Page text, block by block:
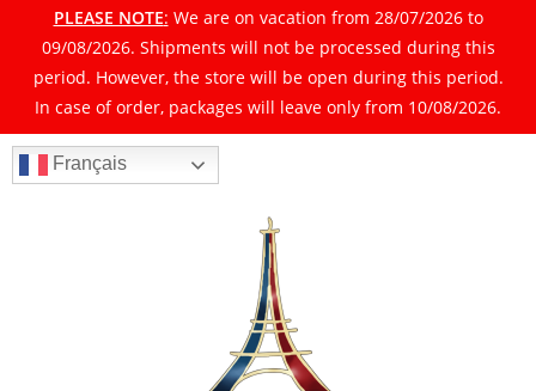
PLEASE NOTE: We are on vacation from 28/07/2026 to
09/08/2026. Shipments will not be processed during this
period. However, the store will be open during this period.
In case of order, packages will leave only from 10/08/2026.
Français